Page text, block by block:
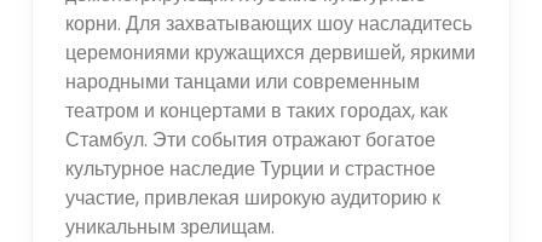
корни. Для захватывающих шоу насладитесь
церемониями кружащихся дервишей, яркими
народными танцами или современным
театром и концертами в таких городах, как
Стамбул. Эти события отражают богатое
культурное наследие Турции и страстное
участие, привлекая широкую аудиторию к
уникальным зрелищам.